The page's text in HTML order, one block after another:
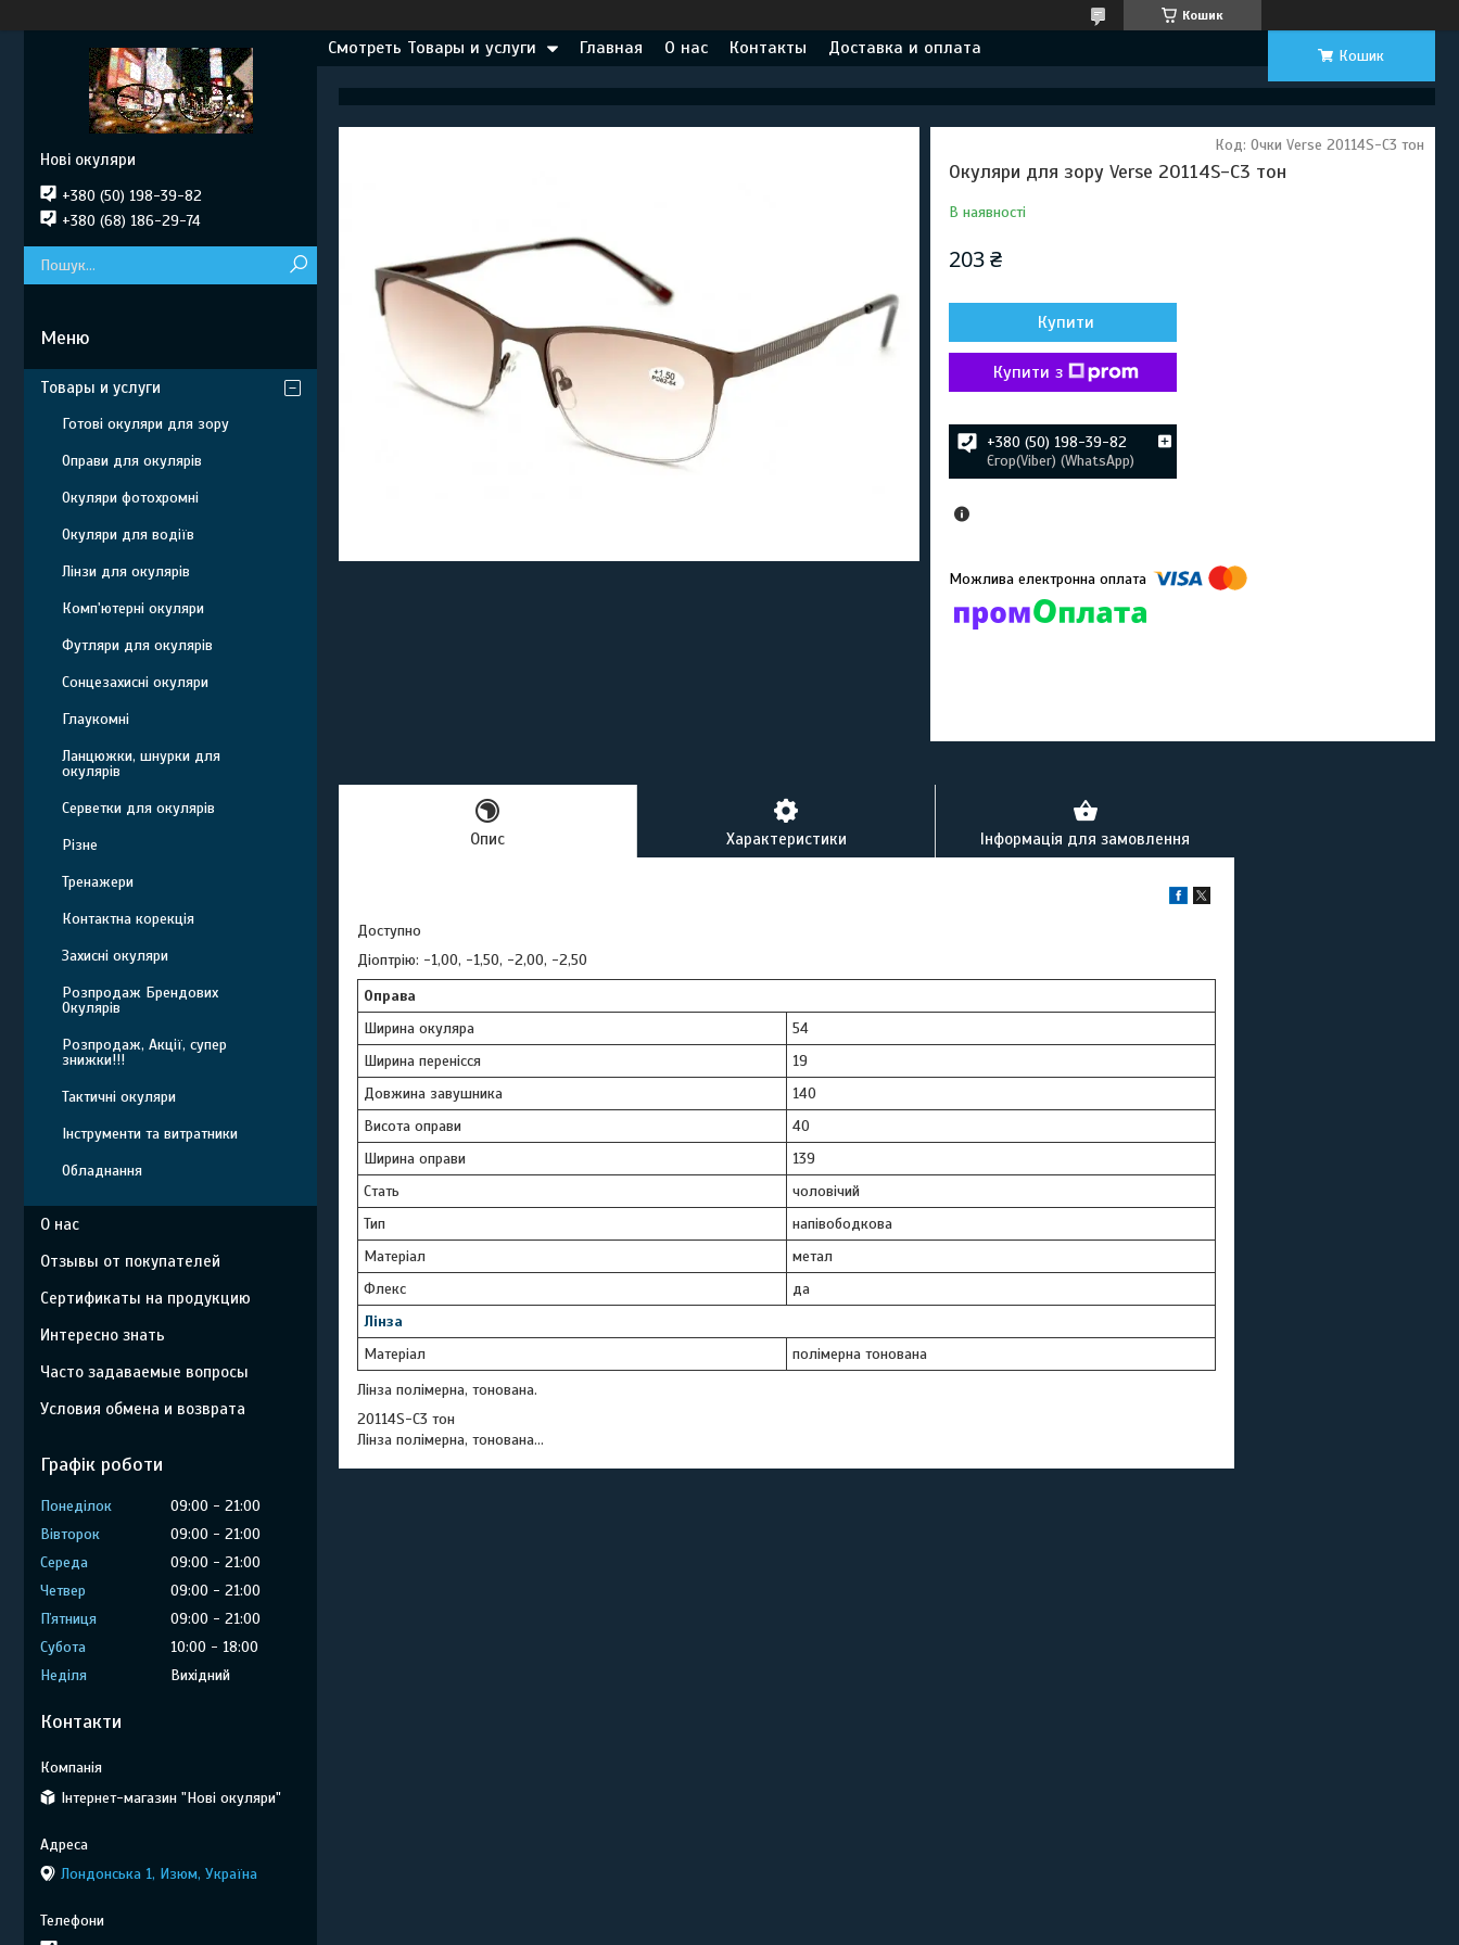
Кошик
Смотреть Товары и услуги Главная О нас Контакты Доставка и оплата Кошик
Окуляри для зору Verse 20114S-C3 тон
В наявності
Код: Очки Verse 20114S-C3 тон
203 ₴
Купити
Купити з
+380 (50) 198-39-82
Єгор(Viber) (WhatsApp)
Опис Характеристики Інформація для замовлення
Доступно
Діоптрію: -1,00, -1,50, -2,00, -2,50
Оправа
Ширина окуляра
54
Ширина перенісся
19
Довжина завушника
140
Висота оправи
40
Ширина оправи
139
Стать
чоловічий
Тип
напівободкова
Матеріал
метал
Флекс
да
Лінза
Матеріал
полімерна тонована
Лінза полімерна, тонована.
20114S-C3 тон
Лінза полімерна, тонована...
Нові окуляри
+380 (50) 198-39-82
+380 (68) 186-29-74
Товары и услуги
Готові окуляри для зору
Оправи для окулярів
Окуляри фотохромні
Окуляри для водіїв
Лінзи для окулярів
Комп'ютерні окуляри
Футляри для окулярів
Сонцезахисні окуляри
Глаукомні
Ланцюжки, шнурки для
окулярів
Серветки для окулярів
Різне
Тренажери
Контактна корекція
Захисні окуляри
Розпродаж Брендових
Окулярів
Розпродаж, Акції, супер
знижки!!!
Тактичні окуляри
Інструменти та витратники
Обладнання
О нас
Отзывы от покупателей
Сертификаты на продукцию
Интересно знать
Часто задаваемые вопросы
Условия обмена и возврата
Графік роботи
Понеділок 09:00
21:00
Вівторок
09:00
21:00
Середа
09:00
21:00
Четвер
09:00
21:00
Пʼятниця
09:00
21:00
Субота
10:00
18:00
Неділя
Вихідний
Контакти
Інтернет-магазин "Нові окуляри"
Лондонська 1, Изюм, Україна